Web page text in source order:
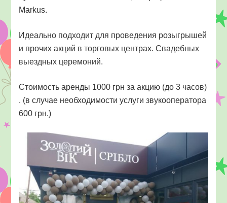
Markus.
Идеально подходит для проведения розыгрышей
и прочих акций в торговых центрах. Свадебных
выездных церемоний.
Стоимость аренды 1000 грн за акцию (до 3 часов)
. (в случае необходимости услуги звукооператора
600 грн.)